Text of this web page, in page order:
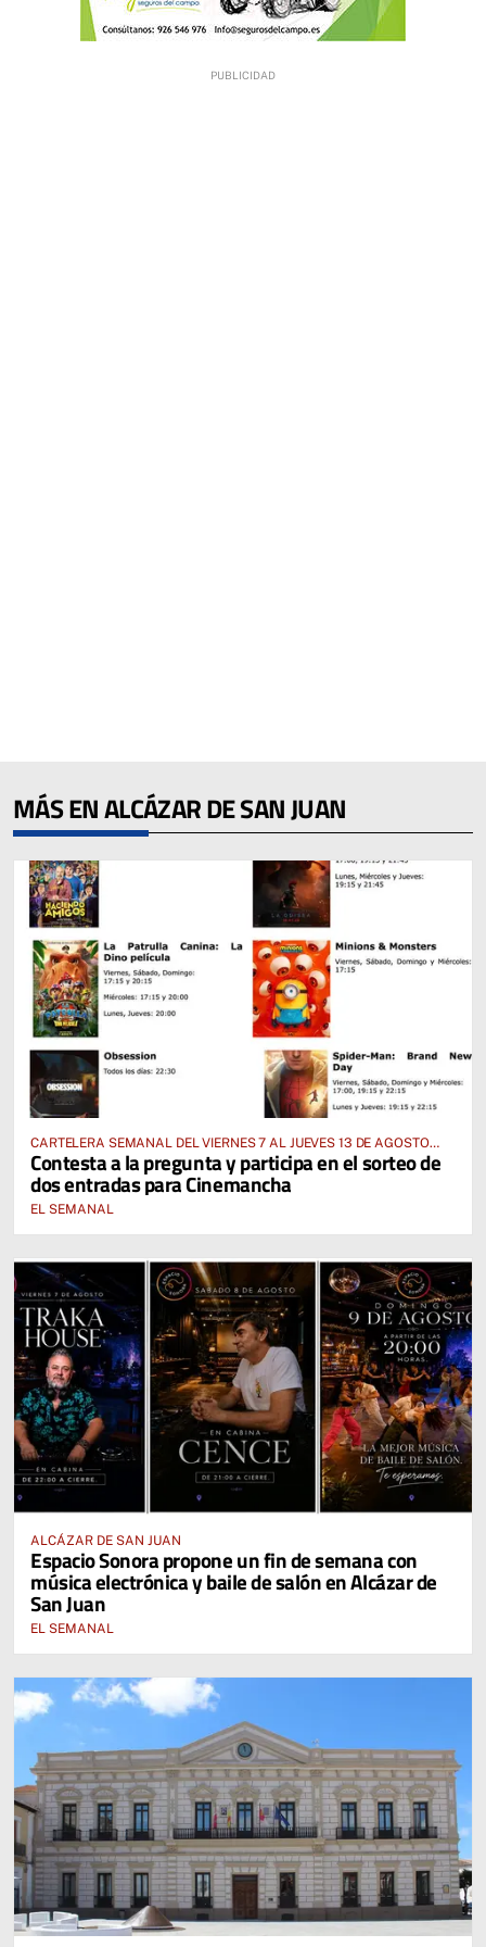
MÁS EN ALCÁZAR DE SAN JUAN
CARTELERA SEMANAL DEL VIERNES 7 AL JUEVES 13 DE AGOSTO
2026
Contesta a la pregunta y participa en el sorteo de
dos entradas para Cinemancha
EL SEMANAL
ALCÁZAR DE SAN JUAN
Espacio Sonora propone un fin de semana con
música electrónica y baile de salón en Alcázar de
San Juan
EL SEMANAL